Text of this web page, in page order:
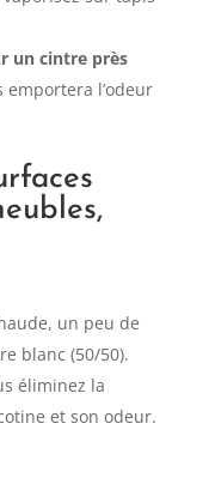
un cintre près
emportera l’odeur
un peu de
blanc (50/50).
éliminez la
et son odeur.